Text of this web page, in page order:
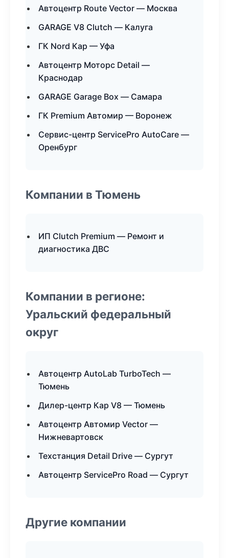
Автоцентр Route Vector — Москва
GARAGE V8 Clutch — Калуга
ГК Nord Кар — Уфа
Автоцентр Моторс Detail —
Краснодар
GARAGE Garage Box — Самара
ГК Premium Автомир — Воронеж
Сервис-центр ServicePro AutoCare —
Оренбург
Компании в Тюмень
ИП Clutch Premium — Ремонт и
диагностика ДВС
Компании в регионе:
Уральский федеральный
округ
Автоцентр AutoLab TurboTech —
Тюмень
Дилер-центр Кар V8 — Тюмень
Автоцентр Автомир Vector —
Нижневартовск
Техстанция Detail Drive — Сургут
Автоцентр ServicePro Road — Сургут
Другие компании